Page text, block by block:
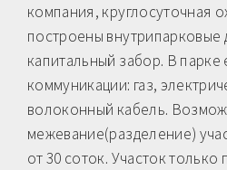
компания, круглосуточная
построены внутрипарковые
капитальный забор. В парке
коммуникации: газ,
волоконный кабель.
межевание(разделение)
от 30 соток. Участок только